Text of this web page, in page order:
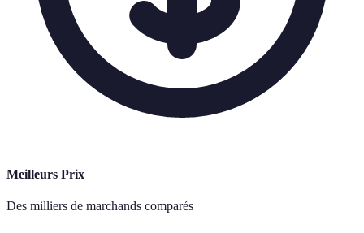
Meilleurs Prix
Des milliers de marchands comparés